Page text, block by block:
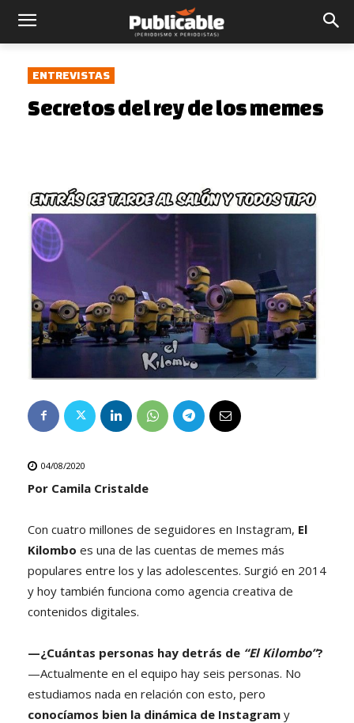
ENTREVISTAS
Secretos del rey de los memes
04/08/2020
Por Camila Cristalde
Con cuatro millones de seguidores en Instagram, El
Kilombo es una de las cuentas de memes más
populares entre los y las adolescentes. Surgió en 2014
y hoy también funciona como agencia creativa de
contenidos digitales.
—¿Cuántas personas hay detrás de “El Kilombo”?
—Actualmente en el equipo hay seis personas. No
estudiamos nada en relación con esto, pero
conocíamos bien la dinámica de Instagram y